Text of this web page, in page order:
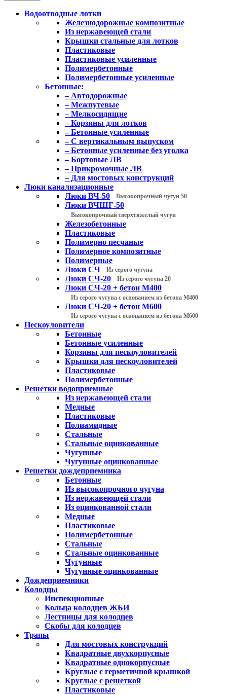
Водоотводные лотки
Железнодорожные композитные
Из нержавеющей стали
Крышки стальные для лотков
Пластиковые
Пластиковые усиленные
Полимербетонные
Полимербетонные усиленные
Бетонные:
– Автодорожные
– Межпутевые
– Мелкосидящие
– Корзины для лотков
– Бетонные усиленные
– С вертикальным выпуском
– Бетонные усиленные без уголка
– Бортовые ЛВ
– Прикромочные ЛВ
– Для мостовых конструкций
Люки канализационные
Люки ВЧ-50
Высокопрочный чугун 50
Люки ВЧШГ-50
Высокопрочный сверхтяжелый чугун
Железобетонные
Пластиковые
Полимерно песчаные
Полимерное композитные
Полимерные
Люки СЧ
Из серого чугуна
Люки СЧ-20 Из серого чугуна 20
Люки СЧ-20 + бетон М400
Из серого чугуна с основанием из бетона М400
Люки СЧ-20 + бетон М600
Из серого чугуна с основанием из бетона М600
Пескоуловители
Бетонные
Бетонные усиленные
Корзины для пескоуловителей
Крышки для пескоуловителей
Пластиковые
Полимербетонные
Решетки водоприемные
Из нержавеющей стали
Медные
Пластиковые
Полиамидные
Стальные
Стальные оцинкованные
Чугунные
Чугунные оцинкованные
Решетки дождеприемника
Бетонные
Из высокопрочного чугуна
Из нержавеющей стали
Из оцинкованной стали
Медные
Пластиковые
Полимербетонные
Стальные
Стальные оцинкованные
Чугунные
Чугунные оцинкованные
Дождеприемники
Колодцы
Инспекционные
Кольца колодцев ЖБИ
Лестницы для колодцев
Скобы для колодцев
Трапы
Для мостовых конструкций
Квадратные двухкорпусные
Квадратные однокорпусные
Круглые с герметичной крышкой
Круглые с решеткой
Пластиковые